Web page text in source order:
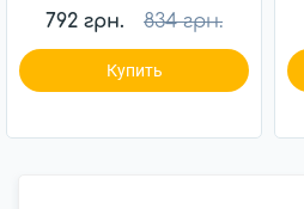
792 грн. 834 грн.
Купить